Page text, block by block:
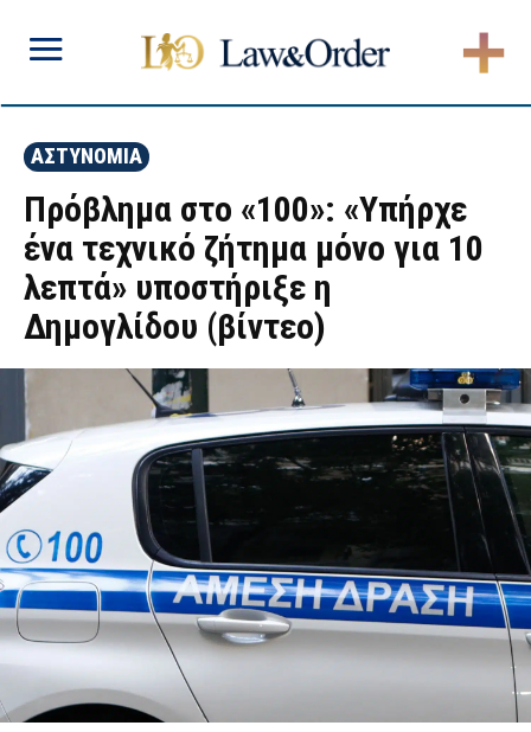
ΑΣΤΥΝΟΜΙΑ
Πρόβλημα στο «100»: «Υπήρχε
ένα τεχνικό ζήτημα μόνο για 10
λεπτά» υποστήριξε η
Δημογλίδου (βίντεο)